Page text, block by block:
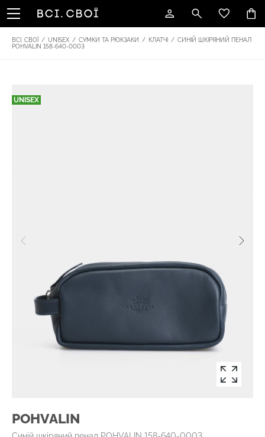
ВСІ. СВОЇ / UNISEX / СУМКИ ТА РЮКЗАКИ / КЛАТЧІ / СИНІЙ ШКІРЯНИЙ ПЕНАЛ
POHVALIN 158-640-0003
UNISEX
POHVALIN